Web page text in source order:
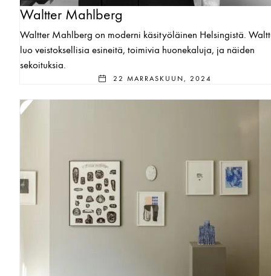
Waltter Mahlberg
Waltter Mahlberg on moderni käsityöläinen Helsingistä.
luo veistoksellisia esineitä, toimivia huonekaluja, ja näiden
sekoituksia.
22 MARRASKUUN, 2024